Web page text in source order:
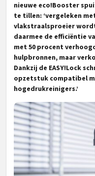
nieuwe eco!Booster
te tillen: ‘vergeleken
vlakstraalsproeier
daarmee de efficiëntie
met 50 procent
hulpbronnen, maar
Dankzij de EASY!Lock
opzetstuk compatibel
hogedrukreinigers.’